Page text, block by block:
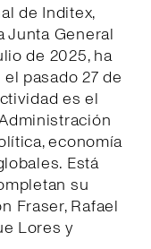
de Inditex,
Junta General
de 2025, ha
pasado 27 de
es el
economía
Está
su
Fraser, Rafael
Lores y